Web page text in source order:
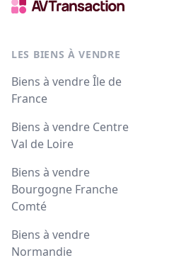
LES BIENS À VENDRE
Biens à vendre Île de
France
Biens à vendre Centre
Val de Loire
Biens à vendre
Bourgogne Franche
Comté
Biens à vendre
Normandie